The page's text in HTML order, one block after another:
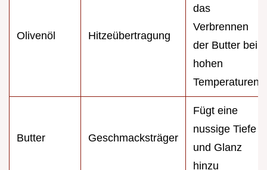
Olivenöl Hitzeübertragung
das
Verbrennen
der Butter bei
hohen
Temperaturen
Butter Geschmacksträger
Fügt eine
nussige Tiefe
und Glanz
hinzu